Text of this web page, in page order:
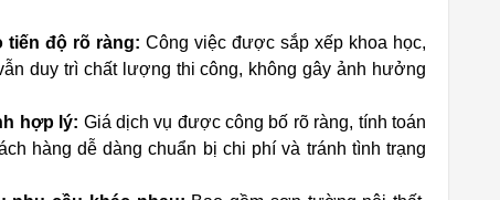
tiến độ rõ ràng: Công việc được sắp xếp khoa học,
duy trì chất lượng thi công, không gây ảnh hưởng
hợp lý: Giá dịch vụ được công bố rõ ràng, tính toán
hàng dễ dàng chuẩn bị chi phí và tránh tình trạng